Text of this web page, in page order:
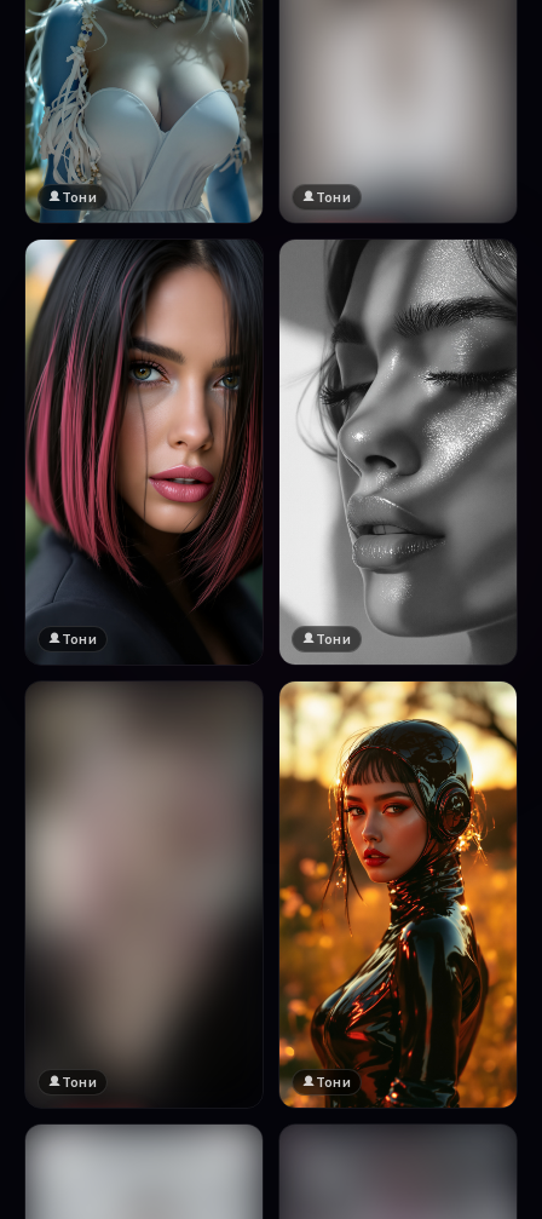
Тони
🔞 18+
Натисни за преглед
Тони
Тони Тони
🔞 18+
Тони Тони